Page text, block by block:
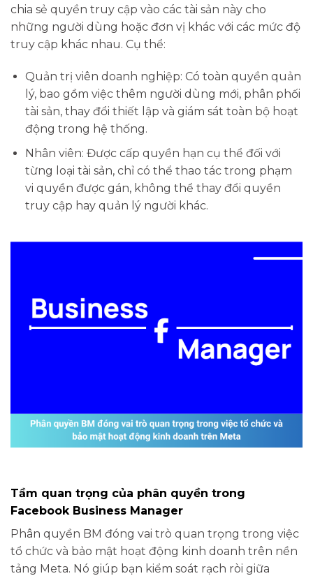
chia sẻ quyền truy cập vào các tài sản này cho
những người dùng hoặc đơn vị khác với các mức độ
truy cập khác nhau. Cụ thể:
Quản trị viên doanh nghiệp: Có toàn quyền quản
lý, bao gồm việc thêm người dùng mới, phân phối
tài sản, thay đổi thiết lập và giám sát toàn bộ hoạt
động trong hệ thống.
Nhân viên: Được cấp quyền hạn cụ thể đối với
từng loại tài sản, chỉ có thể thao tác trong phạm
vi quyền được gán, không thể thay đổi quyền
truy cập hay quản lý người khác.
Tầm quan trọng của phân quyền trong
Facebook Business Manager
Phân quyền BM đóng vai trò quan trọng trong việc
tổ chức và bảo mật hoạt động kinh doanh trên nền
tảng Meta. Nó giúp bạn kiểm soát rạch ròi giữa